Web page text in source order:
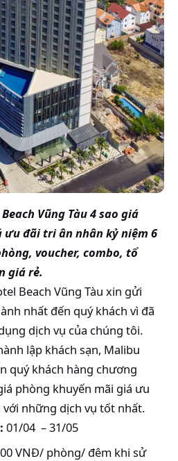
Vũng Tàu 4 sao giá
ưu đãi tri ân nhân kỷ niệm 6
voucher, combo, tổ
giá rẻ.
Beach Vũng Tàu xin gửi
nhất đến quý khách vì đã
dịch vụ của chúng tôi.
lập khách sạn, Malibu
quý khách hàng chương
phòng khuyến mãi giá ưu
với những dịch vụ tốt nhất.
01/04 – 31/05
VNĐ/ phòng/ đêm khi sử